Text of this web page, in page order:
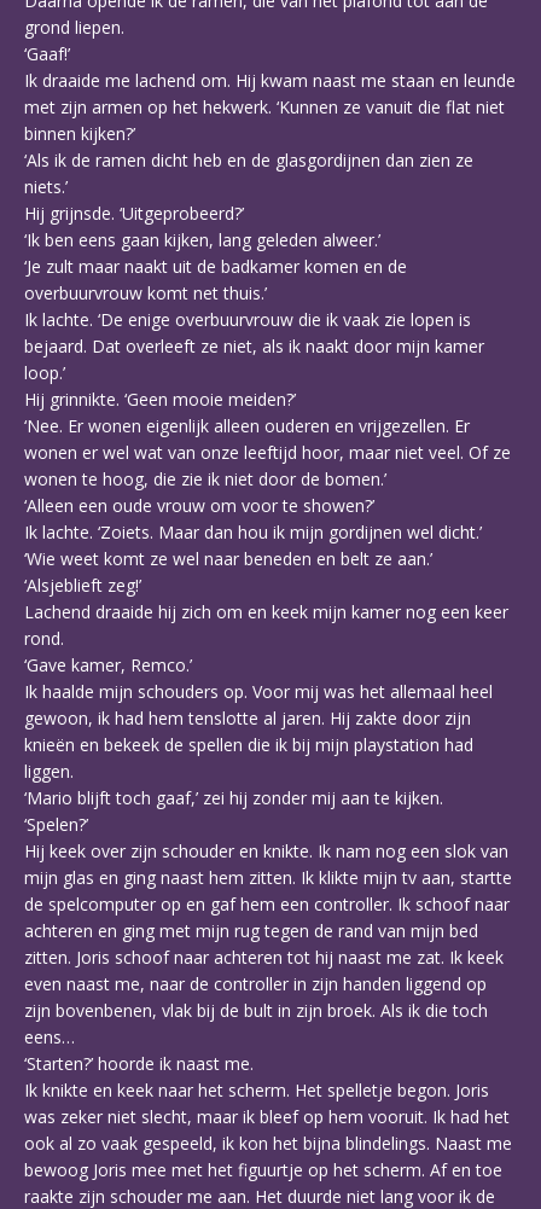
grond liepen.
‘Gaaf!’
Ik draaide me lachend om. Hij kwam naast me staan en leunde
met zijn armen op het hekwerk. ‘Kunnen ze vanuit die flat niet
binnen kijken?’
‘Als ik de ramen dicht heb en de glasgordijnen dan zien ze
niets.’
Hij grijnsde. ‘Uitgeprobeerd?’
‘Ik ben eens gaan kijken, lang geleden alweer.’
‘Je zult maar naakt uit de badkamer komen en de
overbuurvrouw komt net thuis.’
Ik lachte. ‘De enige overbuurvrouw die ik vaak zie lopen is
bejaard. Dat overleeft ze niet, als ik naakt door mijn kamer
loop.’
Hij grinnikte. ‘Geen mooie meiden?’
‘Nee. Er wonen eigenlijk alleen ouderen en vrijgezellen. Er
wonen er wel wat van onze leeftijd hoor, maar niet veel. Of ze
wonen te hoog, die zie ik niet door de bomen.’
‘Alleen een oude vrouw om voor te showen?’
Ik lachte. ‘Zoiets. Maar dan hou ik mijn gordijnen wel dicht.’
‘Wie weet komt ze wel naar beneden en belt ze aan.’
‘Alsjeblieft zeg!’
Lachend draaide hij zich om en keek mijn kamer nog een keer
rond.
‘Gave kamer, Remco.’
Ik haalde mijn schouders op. Voor mij was het allemaal heel
gewoon, ik had hem tenslotte al jaren. Hij zakte door zijn
knieën en bekeek de spellen die ik bij mijn playstation had
liggen.
‘Mario blijft toch gaaf,’ zei hij zonder mij aan te kijken.
‘Spelen?’
Hij keek over zijn schouder en knikte. Ik nam nog een slok van
mijn glas en ging naast hem zitten. Ik klikte mijn tv aan, startte
de spelcomputer op en gaf hem een controller. Ik schoof naar
achteren en ging met mijn rug tegen de rand van mijn bed
zitten. Joris schoof naar achteren tot hij naast me zat. Ik keek
even naast me, naar de controller in zijn handen liggend op
zijn bovenbenen, vlak bij de bult in zijn broek. Als ik die toch
eens…
‘Starten?’ hoorde ik naast me.
Ik knikte en keek naar het scherm. Het spelletje begon. Joris
was zeker niet slecht, maar ik bleef op hem vooruit. Ik had het
ook al zo vaak gespeeld, ik kon het bijna blindelings. Naast me
bewoog Joris mee met het figuurtje op het scherm. Af en toe
raakte zijn schouder me aan. Het duurde niet lang voor ik de